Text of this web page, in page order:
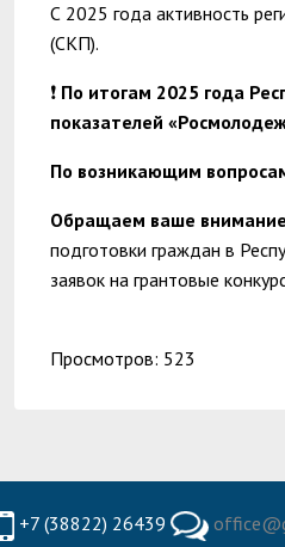
С 2025 года активность
(СКП).
❗ По итогам 2025 года
показателей
По возникающим
Обращаем ваше внимание
подготовки граждан в
заявок на грантовые
Просмотров: 523
+7 (38822) 26439